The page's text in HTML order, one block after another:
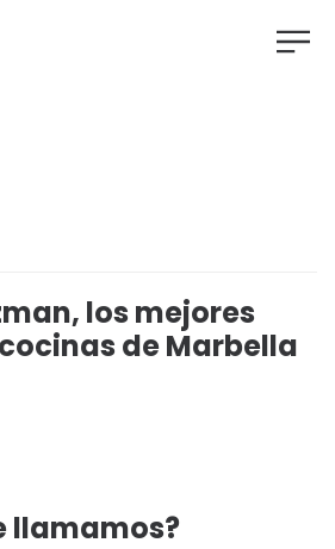
los mejores
de Marbella
llamamos?